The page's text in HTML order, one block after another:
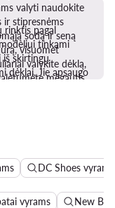
valyti naudokite
ir stipresnėms
sodą ir seną
visuomet
valykite dėklą,
mėgautis
rinktis pagal
tinkami
skirtingų
dėklai. Jie apsaugo
arba odos,
tą, kuris tinka
ypač tiks
ant kaklo ar
patoguDC Shoes vyrams
vyrams New